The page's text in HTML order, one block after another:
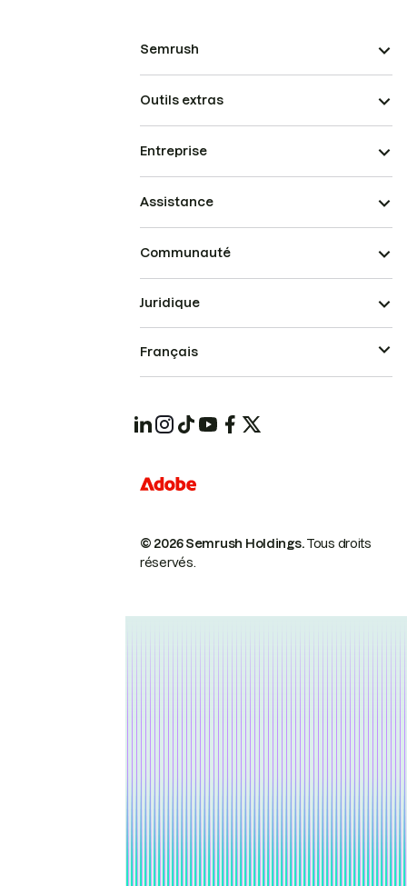
Semrush
Outils extras
Entreprise
Assistance
Communauté
© 2026 Semrush Holdings.Tous droits
réservés.
Juridique
Français